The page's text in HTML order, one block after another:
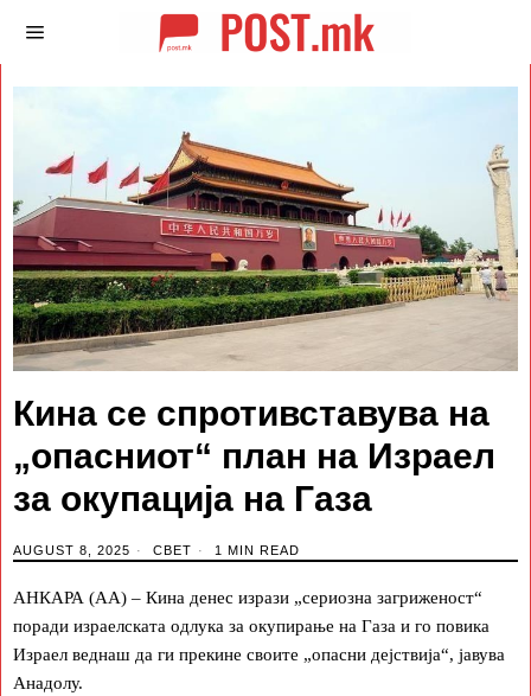
Кина се спротивставува на
„опасниот“ план на Израел
за окупација на Газа
AUGUST 8, 2025 СВЕТ 1 MIN READ
АНКАРА (АА) – Кина денес изрази „сериозна загриженост“
поради израелската одлука за окупирање на Газа и го повика
Израел веднаш да ги прекине своите „опасни дејствија“, јавува
Анадолу.